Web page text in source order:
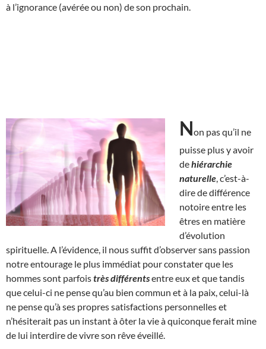
à l’ignorance (avérée ou non) de son prochain.
Non pas qu’il ne
puisse plus y avoir
dehiérarchie
naturelle , c’est-à-
dire de différence
notoire entre les
êtres en matière
d’évolution
spirituelle. A l’évidence, il nous suffit d’observer sans passion
notre entourage le plus immédiat pour constater que les
hommes sont parfoistrès différentsentre eux et que tandis
que celui-ci ne pense qu’au bien commun et à la paix, celui-là
ne pense qu’à ses propres satisfactions personnelles et
n’hésiterait pas un instant à ôter la vie à quiconque ferait mine
de lui interdire de vivre son rêve éveillé.